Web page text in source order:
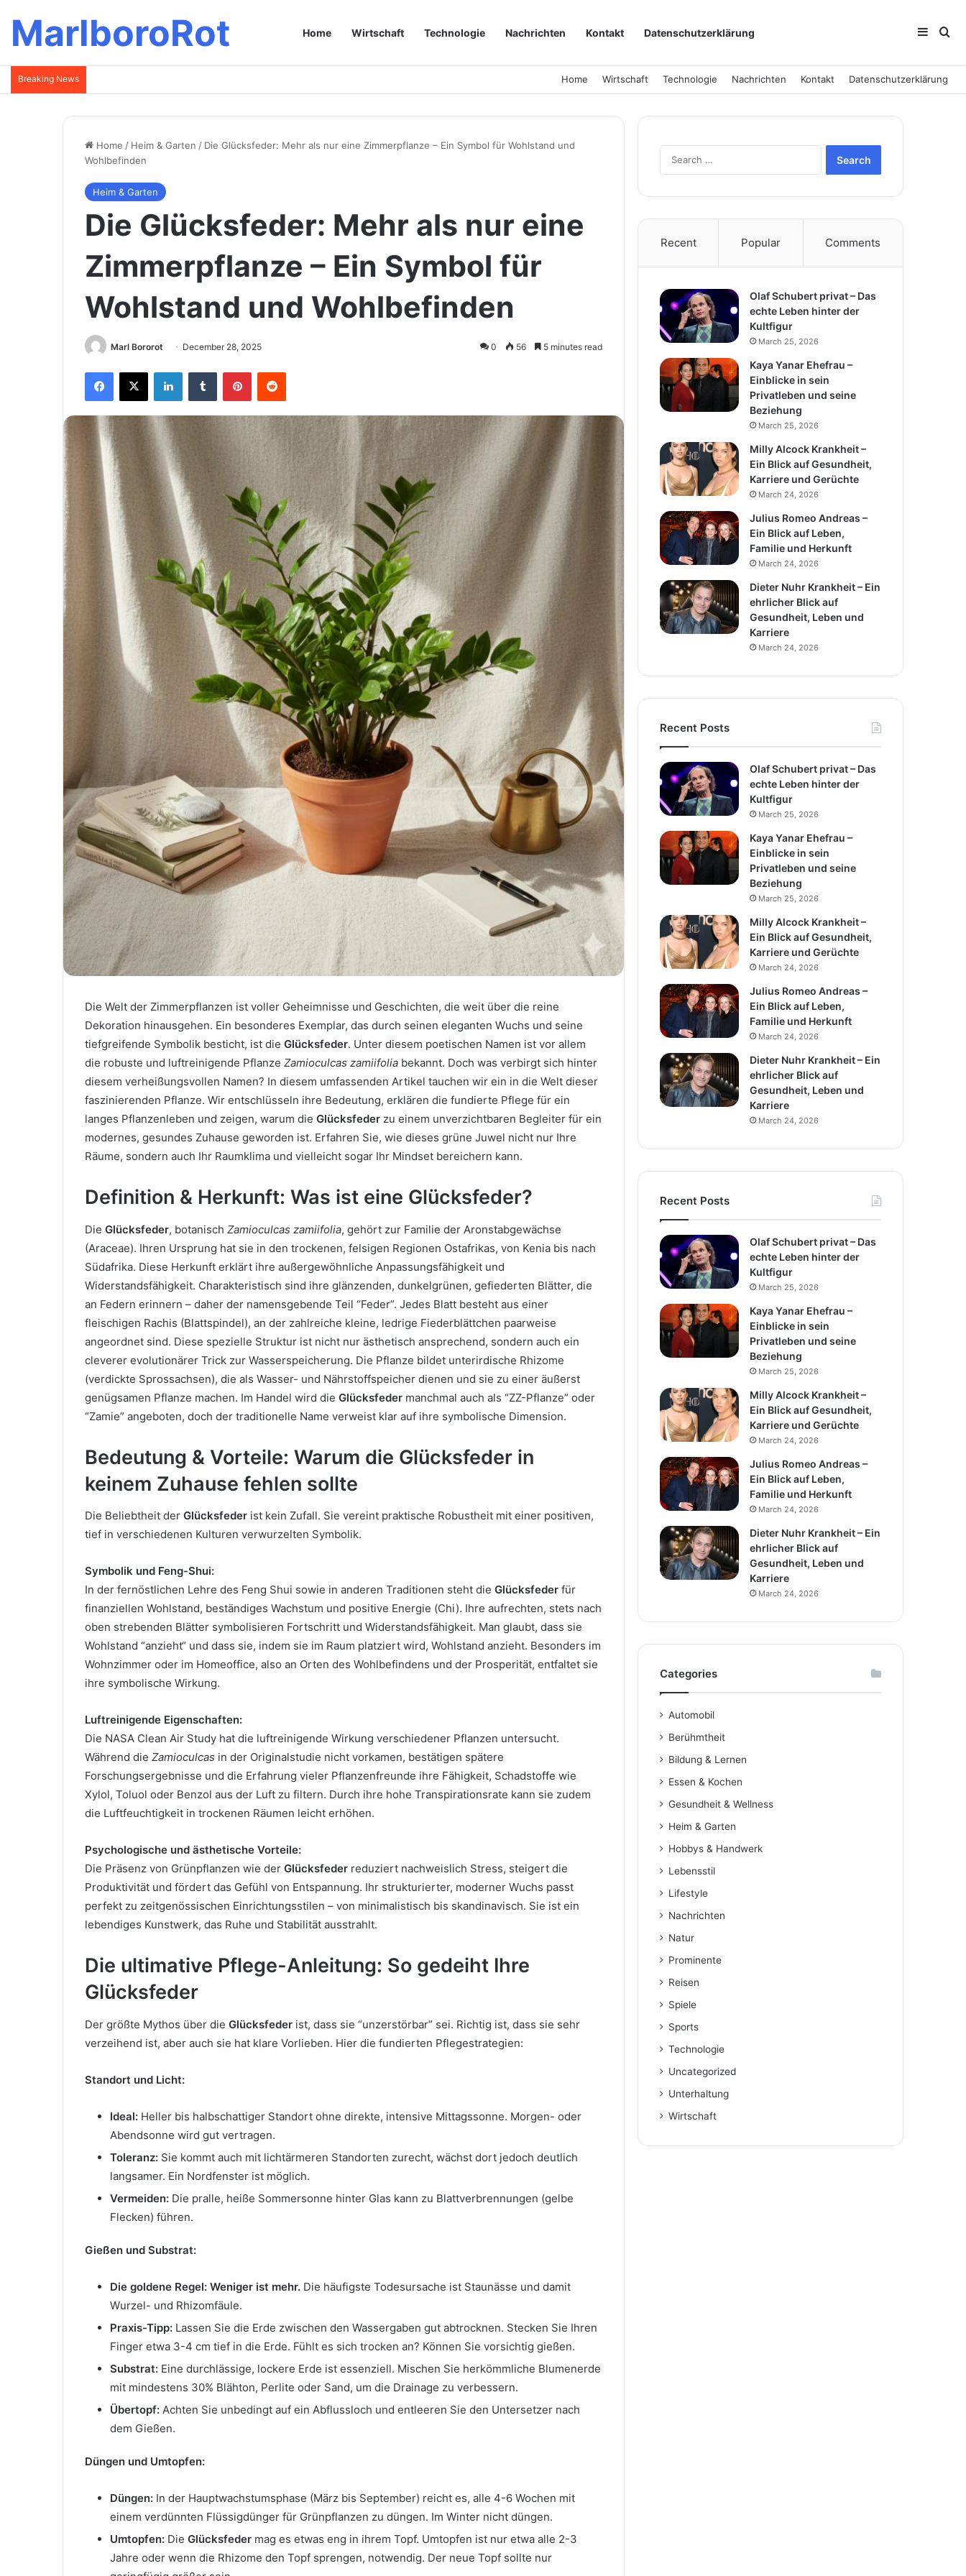
MarlboroRot Home Wirtschaft Technologie Nachrichten Kontakt Datenschutzerklärung
Breaking News Home Wirtschaft Technologie Nachrichten Kontakt Datenschutzerklärung
Home / Heim & Garten / Die Glücksfeder: Mehr als nur eine Zimmerpflanze – Ein Symbol für Wohlstand und
Wohlbefinden
Heim & Garten
Die Glücksfeder: Mehr als nur eine
Zimmerpflanze – Ein Symbol für
Wohlstand und Wohlbefinden
Marl Bororot December 28, 2025 0 56 5 minutes read
Facebook
X LinkedInTumblr PinterestReddit
Die Welt der Zimmerpflanzen ist voller Geheimnisse und Geschichten, die weit über die reine
Dekoration hinausgehen. Ein besonderes Exemplar, das durch seinen eleganten Wuchs und seine
tiefgreifende Symbolik besticht, ist die Glücksfeder. Unter diesem poetischen Namen ist vor allem
die robuste und luftreinigende Pflanze Zamioculcas zamiifolia bekannt. Doch was verbirgt sich hinter
diesem verheißungsvollen Namen? In diesem umfassenden Artikel tauchen wir ein in die Welt dieser
faszinierenden Pflanze. Wir entschlüsseln ihre Bedeutung, erklären die fundierte Pflege für ein
langes Pflanzenleben und zeigen, warum die Glücksfeder zu einem unverzichtbaren Begleiter für ein
modernes, gesundes Zuhause geworden ist. Erfahren Sie, wie dieses grüne Juwel nicht nur Ihre
Räume, sondern auch Ihr Raumklima und vielleicht sogar Ihr Mindset bereichern kann.
Definition & Herkunft: Was ist eine Glücksfeder?
Die Glücksfeder, botanisch Zamioculcas zamiifolia, gehört zur Familie der Aronstabgewächse
(Araceae). Ihren Ursprung hat sie in den trockenen, felsigen Regionen Ostafrikas, von Kenia bis nach
Südafrika. Diese Herkunft erklärt ihre außergewöhnliche Anpassungsfähigkeit und
Widerstandsfähigkeit. Charakteristisch sind ihre glänzenden, dunkelgrünen, gefiederten Blätter, die
an Federn erinnern – daher der namensgebende Teil “Feder”. Jedes Blatt besteht aus einer
fleischigen Rachis (Blattspindel), an der zahlreiche kleine, ledrige Fiederblättchen paarweise
angeordnet sind. Diese spezielle Struktur ist nicht nur ästhetisch ansprechend, sondern auch ein
cleverer evolutionärer Trick zur Wasserspeicherung. Die Pflanze bildet unterirdische Rhizome
(verdickte Sprossachsen), die als Wasser- und Nährstoffspeicher dienen und sie zu einer äußerst
genügsamen Pflanze machen. Im Handel wird die Glücksfeder manchmal auch als “ZZ-Pflanze” oder
“Zamie” angeboten, doch der traditionelle Name verweist klar auf ihre symbolische Dimension.
Bedeutung & Vorteile: Warum die Glücksfeder in
keinem Zuhause fehlen sollte
Die Beliebtheit der Glücksfeder ist kein Zufall. Sie vereint praktische Robustheit mit einer positiven,
tief in verschiedenen Kulturen verwurzelten Symbolik.
Symbolik und Feng-Shui:
In der fernöstlichen Lehre des Feng Shui sowie in anderen Traditionen steht die Glücksfeder für
finanziellen Wohlstand, beständiges Wachstum und positive Energie (Chi). Ihre aufrechten, stets nach
oben strebenden Blätter symbolisieren Fortschritt und Widerstandsfähigkeit. Man glaubt, dass sie
Wohlstand “anzieht“ und dass sie, indem sie im Raum platziert wird, Wohlstand anzieht. Besonders im
Wohnzimmer oder im Homeoffice, also an Orten des Wohlbefindens und der Prosperität, entfaltet sie
ihre symbolische Wirkung.
Luftreinigende Eigenschaften:
Die NASA Clean Air Study hat die luftreinigende Wirkung verschiedener Pflanzen untersucht.
Während die Zamioculcas in der Originalstudie nicht vorkamen, bestätigen spätere
Forschungsergebnisse und die Erfahrung vieler Pflanzenfreunde ihre Fähigkeit, Schadstoffe wie
Xylol, Toluol oder Benzol aus der Luft zu filtern. Durch ihre hohe Transpirationsrate kann sie zudem
die Luftfeuchtigkeit in trockenen Räumen leicht erhöhen.
Psychologische und ästhetische Vorteile:
Die Präsenz von Grünpflanzen wie der Glücksfeder reduziert nachweislich Stress, steigert die
Produktivität und fördert das Gefühl von Entspannung. Ihr strukturierter, moderner Wuchs passt
perfekt zu zeitgenössischen Einrichtungsstilen – von minimalistisch bis skandinavisch. Sie ist ein
lebendiges Kunstwerk, das Ruhe und Stabilität ausstrahlt.
Die ultimative Pflege-Anleitung: So gedeiht Ihre
Glücksfeder
Der größte Mythos über die Glücksfeder ist, dass sie “unzerstörbar” sei. Richtig ist, dass sie sehr
verzeihend ist, aber auch sie hat klare Vorlieben. Hier die fundierten Pflegestrategien:
Standort und Licht:
Ideal: Heller bis halbschattiger Standort ohne direkte, intensive Mittagssonne. Morgen- oder
Abendsonne wird gut vertragen.
Toleranz: Sie kommt auch mit lichtärmeren Standorten zurecht, wächst dort jedoch deutlich
langsamer. Ein Nordfenster ist möglich.
Vermeiden: Die pralle, heiße Sommersonne hinter Glas kann zu Blattverbrennungen (gelbe
Flecken) führen.
Gießen und Substrat:
Die goldene Regel: Weniger ist mehr. Die häufigste Todesursache ist Staunässe und damit
Wurzel- und Rhizomfäule.
Praxis-Tipp: Lassen Sie die Erde zwischen den Wassergaben gut abtrocknen. Stecken Sie Ihren
Finger etwa 3-4 cm tief in die Erde. Fühlt es sich trocken an? Können Sie vorsichtig gießen.
Substrat: Eine durchlässige, lockere Erde ist essenziell. Mischen Sie herkömmliche Blumenerde
mit mindestens 30% Blähton, Perlite oder Sand, um die Drainage zu verbessern.
Übertopf: Achten Sie unbedingt auf ein Abflussloch und entleeren Sie den Untersetzer nach
dem Gießen.
Düngen und Umtopfen:
Düngen: In der Hauptwachstumsphase (März bis September) reicht es, alle 4-6 Wochen mit
einem verdünnten Flüssigdünger für Grünpflanzen zu düngen. Im Winter nicht düngen.
Umtopfen: Die Glücksfeder mag es etwas eng in ihrem Topf. Umtopfen ist nur etwa alle 2-3
Jahre oder wenn die Rhizome den Topf sprengen, notwendig. Der neue Topf sollte nur
Recent Popular Comments
Olaf Schubert privat – Das
echte Leben hinter der
Kultfigur
March 25, 2026
Kaya Yanar Ehefrau –
Einblicke in sein
Privatleben und seine
Beziehung
March 25, 2026
Milly Alcock Krankheit –
Ein Blick auf Gesundheit,
Karriere und Gerüchte
March 24, 2026
Julius Romeo Andreas –
Ein Blick auf Leben,
Familie und Herkunft
March 24, 2026
Dieter Nuhr Krankheit – Ein
ehrlicher Blick auf
Gesundheit, Leben und
Karriere
March 24, 2026
Recent Posts
Olaf Schubert privat – Das
echte Leben hinter der
Kultfigur
March 25, 2026
Kaya Yanar Ehefrau –
Einblicke in sein
Privatleben und seine
Beziehung
March 25, 2026
Milly Alcock Krankheit –
Ein Blick auf Gesundheit,
Karriere und Gerüchte
March 24, 2026
Julius Romeo Andreas –
Ein Blick auf Leben,
Familie und Herkunft
March 24, 2026
Dieter Nuhr Krankheit – Ein
ehrlicher Blick auf
Gesundheit, Leben und
Karriere
March 24, 2026
Recent Posts
Olaf Schubert privat – Das
echte Leben hinter der
Kultfigur
March 25, 2026
Kaya Yanar Ehefrau –
Einblicke in sein
Privatleben und seine
Beziehung
March 25, 2026
Milly Alcock Krankheit –
Ein Blick auf Gesundheit,
Karriere und Gerüchte
March 24, 2026
Julius Romeo Andreas –
Ein Blick auf Leben,
Familie und Herkunft
March 24, 2026
Dieter Nuhr Krankheit – Ein
ehrlicher Blick auf
Gesundheit, Leben und
Karriere
March 24, 2026
Categories
Automobil
Berühmtheit
Bildung & Lernen
Essen & Kochen
Gesundheit & Wellness
Heim & Garten
Hobbys & Handwerk
Lebensstil
Lifestyle
Nachrichten
Natur
Prominente
Reisen
Spiele
Sports
Technologie
Uncategorized
Unterhaltung
Wirtschaft